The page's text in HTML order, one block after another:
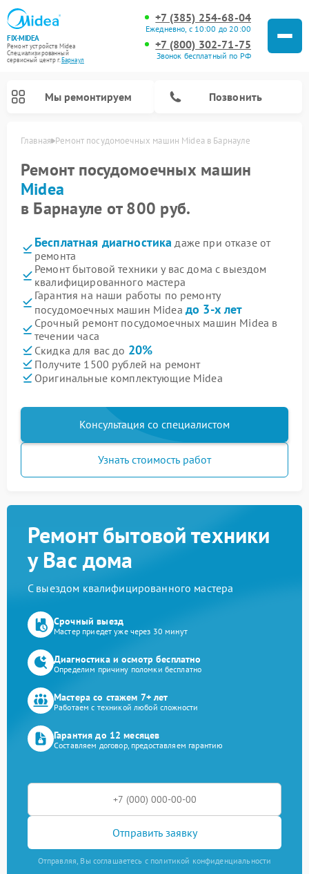
FIX-MIDEA
Ремонт устройств Midea
Специализированный
cервисный центр г.Барнаул
+7 (385) 254-68-04
Ежедневно, с 10:00 до 20:00
+7 (800) 302-71-75
Звонок бесплатный по РФ
Мы ремонтируем Позвонить
Главная Ремонт посудомоечных машин Midea в Барнауле
Ремонт посудомоечных машин
Midea
в Барнауле от 800 руб.
Бесплатная диагностика даже при отказе от
ремонта
Ремонт бытовой техники у вас дома с выездом
квалифицированного мастера
Гарантия на наши работы по ремонту
посудомоечных машин Midea до 3-х лет
Срочный ремонт посудомоечных машин Midea в
течении часа
Скидка для вас до 20%
Получите 1500 рублей на ремонт
Оригинальные комплектующие Midea
Консультация со специалистом
Узнать стоимость работ
Ремонт бытовой техники
у Вас дома
С выездом квалифицированного мастера
Срочный выезд
Мастер приедет уже через 30 минут
Диагностика и осмотр бесплатно
Определим причину поломки бесплатно
Мастера со стажем 7+ лет
Работаем с техникой любой сложности
Гарантия до 12 месяцев
Составляем договор, предоставляем гарантию
Отправить заявку
Отправляя, Вы соглашаетесь с политикой конфиденциальности